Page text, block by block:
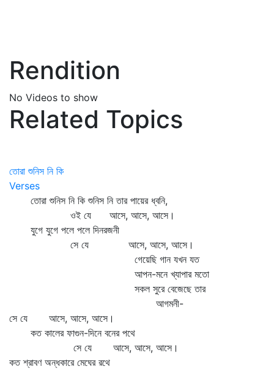
Rendition
No Videos to show
Related Topics
তোরা শুনিস নি কি
Verses
তোরা শুনিস নি কি শুনিস নি তার পায়ের ধ্বনি,
ওই যে আসে, আসে, আসে।
যুগে যুগে পলে পলে দিনরজনী
সে যে আসে, আসে, আসে।
গেয়েছি গান যখন যত
আপন-মনে খ্যাপার মতো
সকল সুরে বেজেছে তার
আগমনী-
সে যে আসে, আসে, আসে।
কত কালের ফাগুন-দিনে বনের পথে
সে যে আসে, আসে, আসে।
কত শ্রাবণ অন্ধকারে মেঘের রথে